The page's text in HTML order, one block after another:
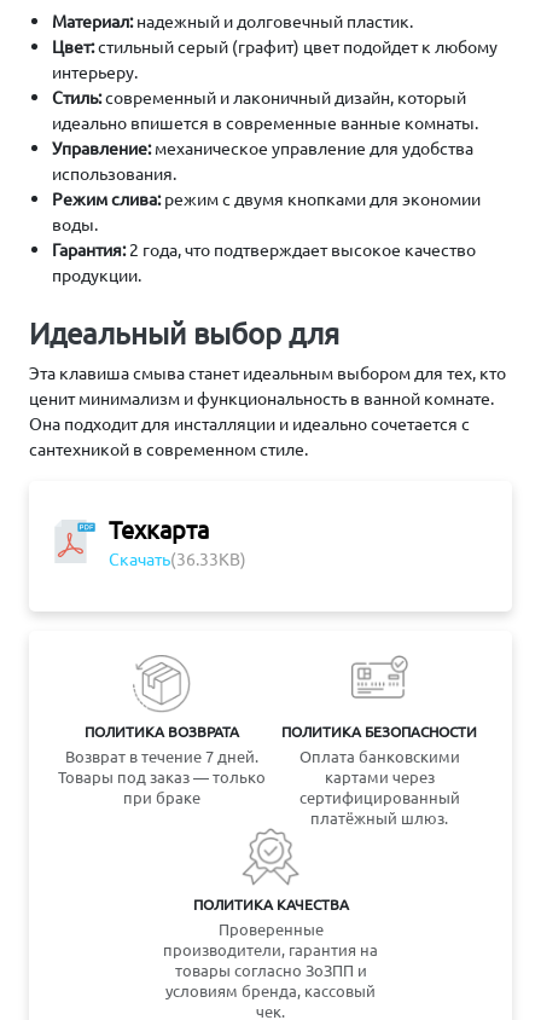
Техкарта
Скачать(36.33KB)
ПОЛИТИКА ВОЗВРАТА
Возврат в течение 7 дней.
Товары под заказ — только
при браке
ПОЛИТИКА БЕЗОПАСНОСТИ
Оплата банковскими
картами через
сертифицированный
платёжный шлюз.
ПОЛИТИКА КАЧЕСТВА
Проверенные
производители, гарантия на
товары согласно ЗоЗПП и
условиям бренда, кассовый
чек.
Материал:надежный и долговечный пластик.
Цвет:стильный серый (графит) цвет подойдет к любому
интерьеру.
Стиль:современный и лаконичный дизайн, который
идеально впишется в современные ванные комнаты.
Управление:механическое управление для удобства
использования.
Режим слива:режим с двумя кнопками для экономии
воды.
Гарантия:2 года, что подтверждает высокое качество
продукции.
Идеальный выбор для
Эта клавиша смыва станет идеальным выбором для тех, кто
ценит минимализм и функциональность в ванной комнате.
Она подходит для инсталляции и идеально сочетается с
сантехникой в современном стиле.